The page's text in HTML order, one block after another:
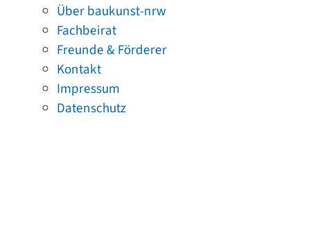
Über baukunst-nrw
Fachbeirat
Freunde & Förderer
Kontakt
Impressum
Datenschutz